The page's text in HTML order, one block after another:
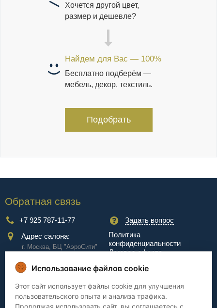
Хочется другой цвет,
размер и дешевле?
Найдем для Вас — 100%
Бесплатно подберём —
мебель, декор, текстиль.
Подобрать
Обратная связь
+7 925 787-11-77
Задать вопрос
Адрес салона:
г. Москва, БЦ "АэроCити"
Куркинское ш., стр.2, 17
этаж
Политика
конфиденциальности
Договор-оферта
Сервис
Доставка Сборка
Использование файлов cookie
Этот сайт использует файлы cookie для улучшения
пользовательского опыта и анализа трафика.
Продолжая использовать сайт, вы соглашаетесь с